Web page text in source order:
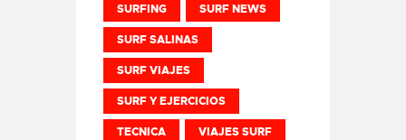
SURFING SURF NEWS
SURF SALINAS
SURF VIAJES
SURF Y EJERCICIOS
TECNICA VIAJES SURF